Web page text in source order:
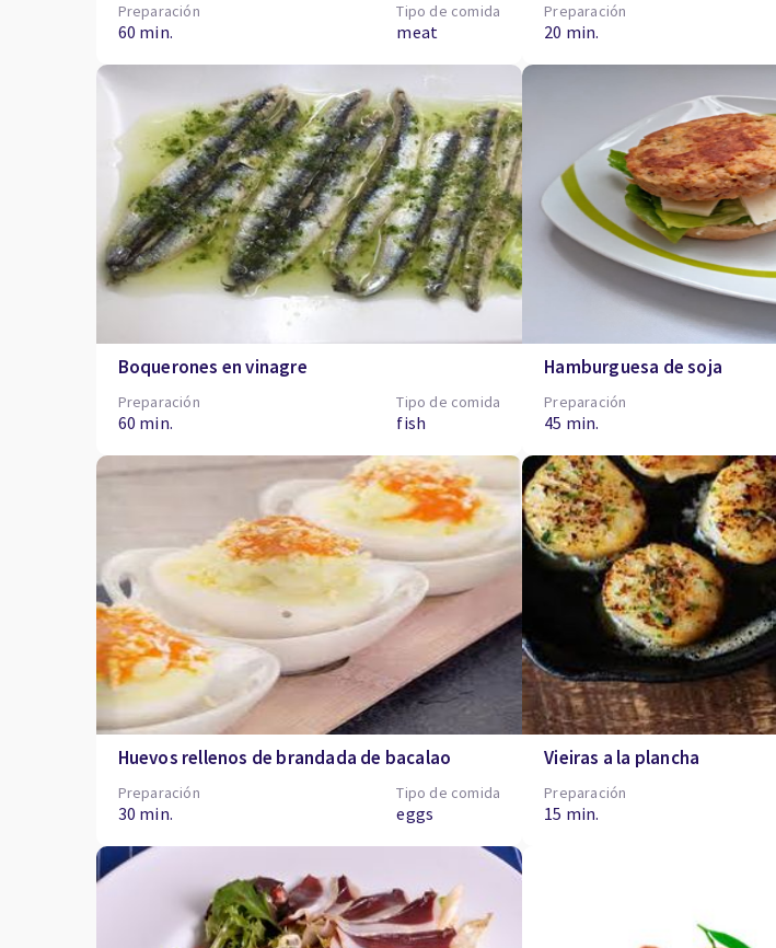
Preparación
60 min.
Tipo de comida
meat
Preparación
20 min.
Boquerones en vinagre
Preparación
60 min.
Tipo de comida
fish
Hamburguesa de soja
Preparación
45 min.
Huevos rellenos de brandada de bacalao
Preparación
30 min.
Tipo de comida
eggs
Vieiras a la plancha
Preparación
15 min.